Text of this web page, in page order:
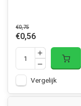
€0,75
€0,56
Vergelijk